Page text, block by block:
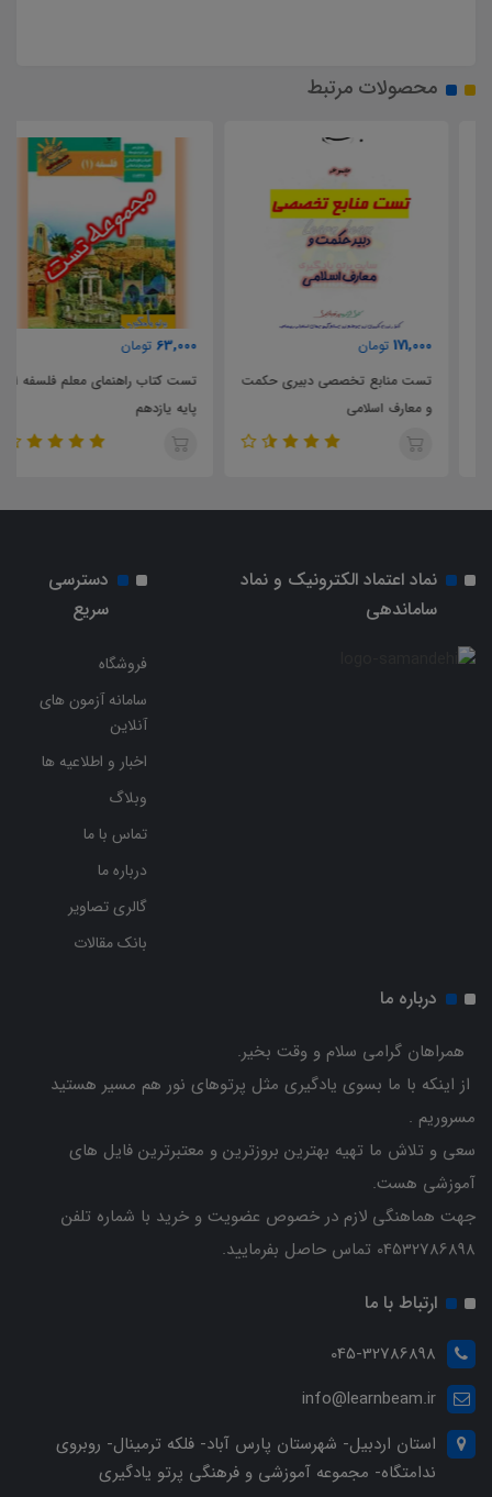
محصولات مرتبط
171,000 تومان
تست منابع تخصصی دبیری حکمت
و معارف اسلامی
63,000 تومان
تست کتاب راهنمای معلم فلسفه 1
پایه یازدهم
نماد اعتماد الکترونیک و نماد
ساماندهی
دسترسی
سریع
فروشگاه
سامانه آزمون های
آنلاین
اخبار و اطلاعیه ها
وبلاگ
تماس با ما
درباره ما
گالری تصاویر
بانک مقالات
درباره ما
همراهان گرامی سلام و وقت بخیر.
از اینکه با ما بسوی یادگیری مثل پرتوهای نور هم مسیر هستید
مسروریم .
سعی و تلاش ما تهیه بهترین بروزترین و معتبرترین فایل های
آموزشی هست.
جهت هماهنگی لازم در خصوص عضویت و خرید با شماره تلفن
04532786898 تماس حاصل بفرمایید.
ارتباط با ما
045-32786898
info@learnbeam.ir
استان اردبیل- شهرستان پارس آباد- فلکه ترمینال- روبروی
ندامتگاه- مجموعه آموزشی و فرهنگی پرتو یادگیری